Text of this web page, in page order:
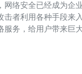
网络安全已经成为企
击者利用各种手段来
服务，给用户带来巨
务器无疑是一个理想的